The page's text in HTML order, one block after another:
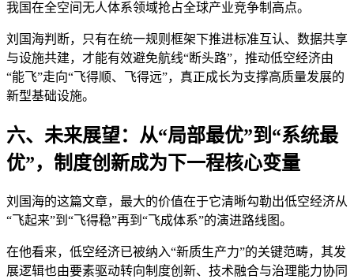
我国在全空间无人体系领域抢占全球产业竞争制高点。
刘国海判断，只有在统一规则框架下推进标准互认、数据共享
与设施共建，才能有效避免航线“断头路”，推动低空经济由
“能飞”走向“飞得顺、飞得远”，真正成长为支撑高质量发展的
新型基础设施。
六、未来展望：从“局部最优”到“系统最
优”，制度创新成为下一程核心变量
刘国海的这篇文章，最大的价值在于它清晰勾勒出低空经济从
“飞起来”到“飞得稳”再到“飞成体系”的演进路线图。
在他看来，低空经济已被纳入“新质生产力”的关键范畴，其发
展逻辑也由要素驱动转向制度创新、技术融合与治理能力协同